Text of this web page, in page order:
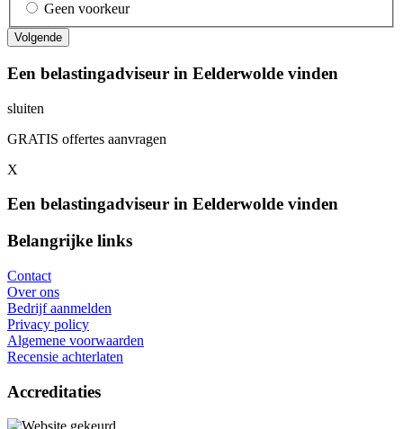
Geen voorkeur
Een belastingadviseur in Eelderwolde vinden
sluiten
GRATIS offertes aanvragen
X
Een belastingadviseur in Eelderwolde vinden
Belangrijke links
Contact
Over ons
Bedrijf aanmelden
Privacy policy
Algemene voorwaarden
Recensie achterlaten
Accreditaties